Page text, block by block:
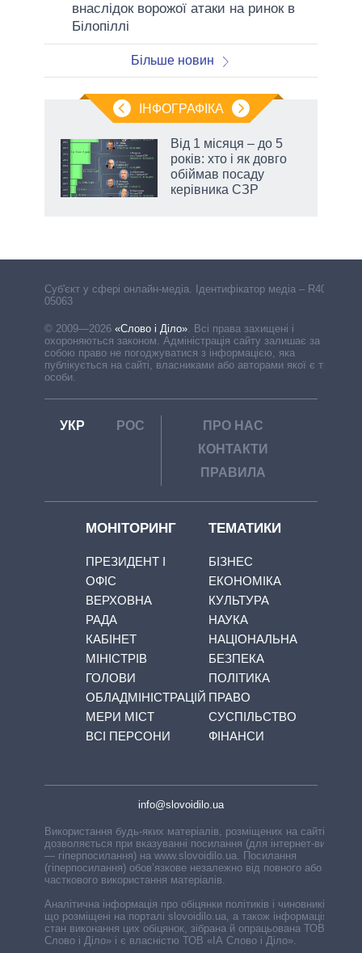
внаслідок ворожої атаки на ринок в
Білопіллі
Більше новин
ІНФОГРАФІКА
Від 1 місяця – до 5
років: хто і як довго
обіймав посаду
керівника СЗР
Cуб'єкт у сфері онлайн-медіа. Ідентифікатор медіа – R40-
05063
© 2009—2026 «Слово і Діло». Всі права захищені і
охороняються законом. Адміністрація сайту залишає за
собою право не погоджуватися з інформацією, яка
публікується на сайті, власниками або авторами якої є треті
особи.
УКР РОС
ПРО НАС
КОНТАКТИ
ПРАВИЛА
МОНІТОРИНГ
ПРЕЗИДЕНТ І
ОФІС
ВЕРХОВНА
РАДА
КАБІНЕТ
МІНІСТРІВ
ГОЛОВИ
ОБЛАДМІНІСТРАЦІЙ
МЕРИ МІСТ
ВСІ ПЕРСОНИ
ТЕМАТИКИ
БІЗНЕС
ЕКОНОМІКА
КУЛЬТУРА
НАУКА
НАЦІОНАЛЬНА
БЕЗПЕКА
ПОЛІТИКА
ПРАВО
СУСПІЛЬСТВО
ФІНАНСИ
info@slovoidilo.ua
Використання будь-яких матеріалів, розміщених на сайті,
дозволяється при вказуванні посилання (для інтернет-видань
— гіперпосилання) на www.slovoidilo.ua. Посилання
(гіперпосилання) обов’язкове незалежно від повного або
часткового використання матеріалів.
Аналітична інформація про обіцянки політиків і чиновників,
що розміщені на порталі slovoidilo.ua, а також інформація про
стан виконання цих обіцянок, зібрана й опрацьована ТОВ «ІА
Слово і Діло» і є власністю ТОВ «ІА Слово і Діло».